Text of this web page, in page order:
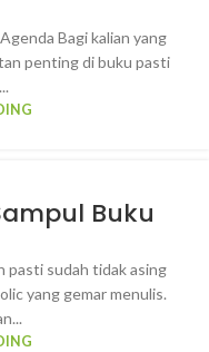
Bagi kalian yang
penting di buku pasti
Buku
pasti sudah tidak asing
yang gemar menulis.